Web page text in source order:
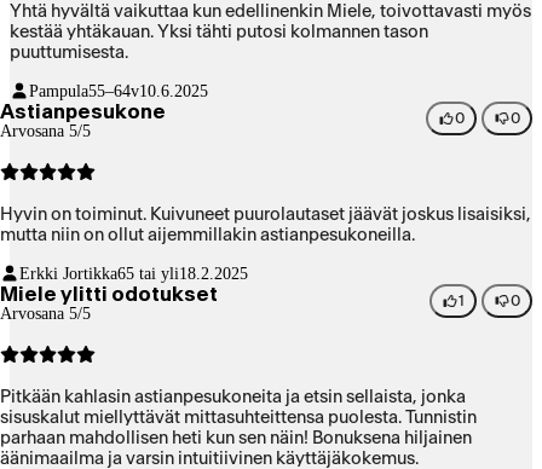
Yhtä hyvältä vaikuttaa kun edellinenkin Miele, toivottavasti myös
kestää yhtäkauan. Yksi tähti putosi kolmannen tason
puuttumisesta.
Pampula55–64v10.6.2025
Astianpesukone
Arvosana 5/5
0 0
Hyvin on toiminut. Kuivuneet puurolautaset jäävät joskus lisaisiksi,
mutta niin on ollut aijemmillakin astianpesukoneilla.
Erkki Jortikka65 tai yli18.2.2025
Miele ylitti odotukset
Arvosana 5/5
1 0
Pitkään kahlasin astianpesukoneita ja etsin sellaista, jonka
sisuskalut miellyttävät mittasuhteittensa puolesta. Tunnistin
parhaan mahdollisen heti kun sen näin! Bonuksena hiljainen
äänimaailma ja varsin intuitiivinen käyttäjäkokemus.